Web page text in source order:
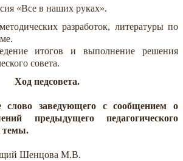
«Все в наших руках».
разработок, литературы по
итогов и выполнение решения
совета.
Ход педсовета.
слово заведующего с сообщением о
предыдущего педагогического
темы.
Шенцова М.В.